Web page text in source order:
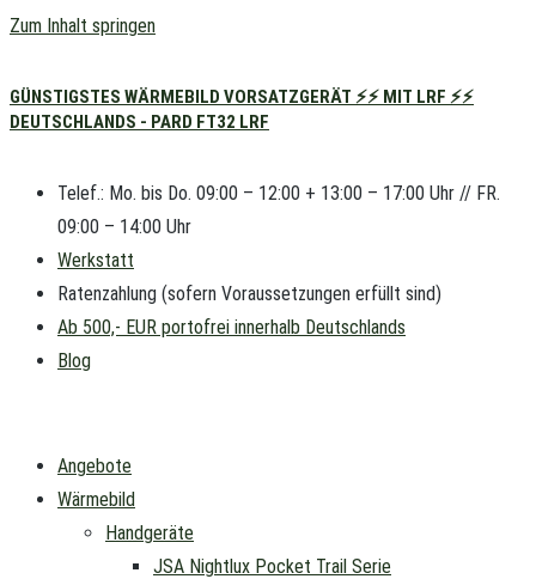
Zum Inhalt springen
GÜNSTIGSTES WÄRMEBILD VORSATZGERÄT ⚡⚡ MIT LRF ⚡⚡
DEUTSCHLANDS - PARD FT32 LRF
Telef.: Mo. bis Do. 09:00 – 12:00 + 13:00 – 17:00 Uhr // FR.
09:00 – 14:00 Uhr
Werkstatt
Ratenzahlung (sofern Voraussetzungen erfüllt sind)
Ab 500,- EUR portofrei innerhalb Deutschlands
Blog
Angebote
Wärmebild
Handgeräte
JSA Nightlux Pocket Trail Serie